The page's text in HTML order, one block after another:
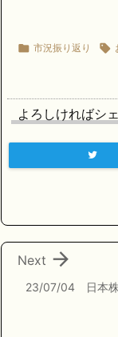
 市況振り返り 
よろしければシ
23/07/04 日本株

Next